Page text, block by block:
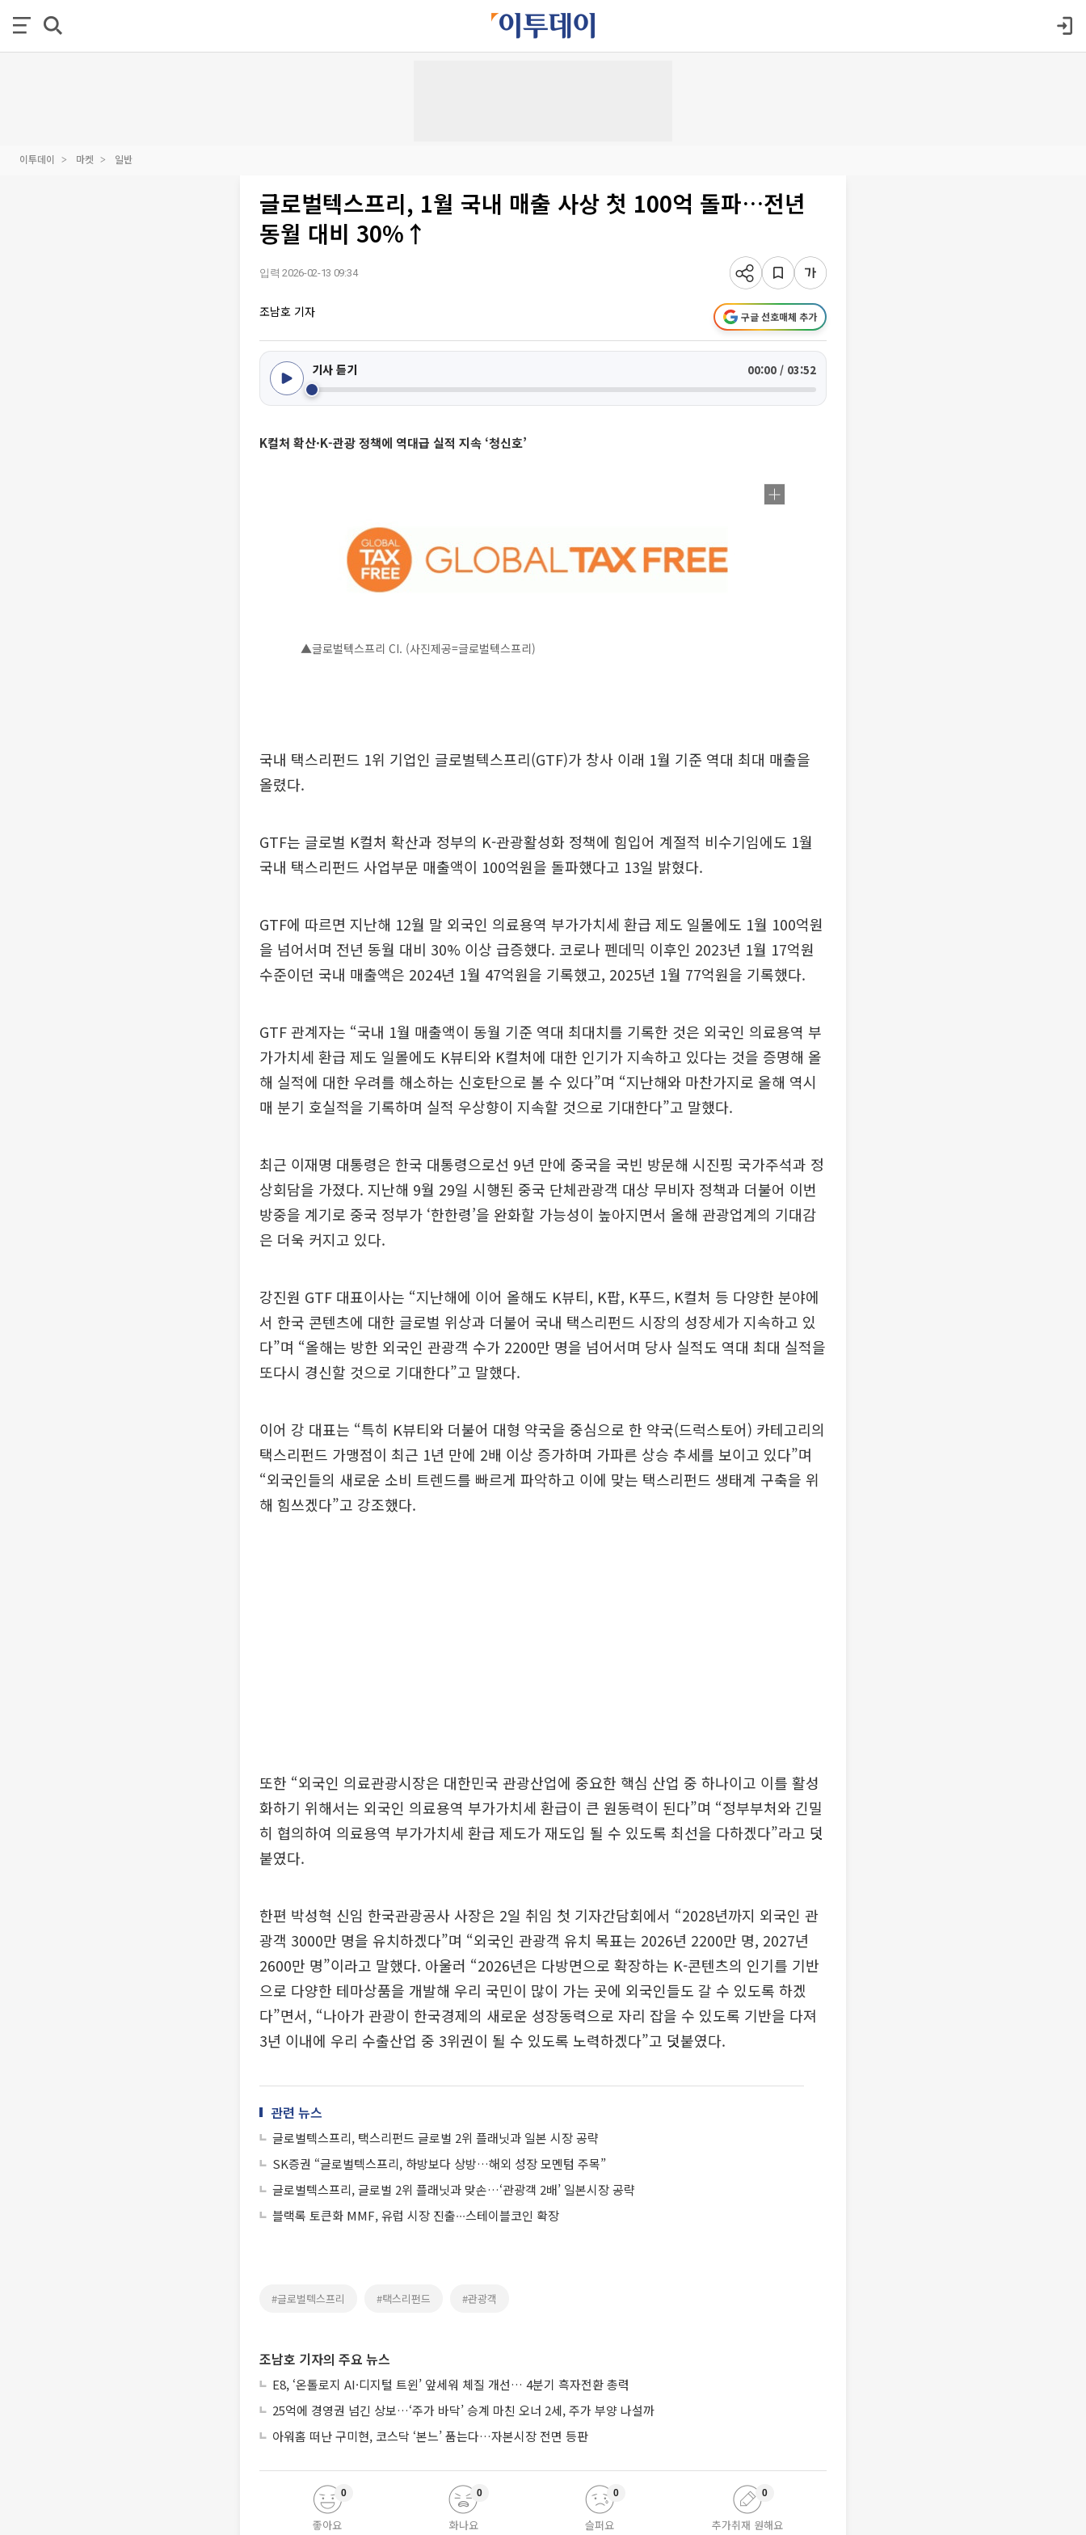
이투데이 마켓 일반
글로벌텍스프리, 1월 국내 매출 사상 첫 100억 돌파…전년
동월 대비 30%↑
입력 2026-02-13 09:34
조남호 기자 구글 선호매체 추가
기사 듣기 00:00 / 03:52
K컬처 확산·K-관광 정책에 역대급 실적 지속 ‘청신호’
▲글로벌텍스프리 CI. (사진제공=글로벌텍스프리)
국내 택스리펀드 1위 기업인 글로벌텍스프리(GTF)가 창사 이래 1월 기준 역대 최대 매출을
올렸다.
GTF는 글로벌 K컬처 확산과 정부의 K-관광활성화 정책에 힘입어 계절적 비수기임에도 1월
국내 택스리펀드 사업부문 매출액이 100억원을 돌파했다고 13일 밝혔다.
GTF에 따르면 지난해 12월 말 외국인 의료용역 부가가치세 환급 제도 일몰에도 1월 100억원
을 넘어서며 전년 동월 대비 30% 이상 급증했다. 코로나 펜데믹 이후인 2023년 1월 17억원
수준이던 국내 매출액은 2024년 1월 47억원을 기록했고, 2025년 1월 77억원을 기록했다.
GTF 관계자는 “국내 1월 매출액이 동월 기준 역대 최대치를 기록한 것은 외국인 의료용역 부
가가치세 환급 제도 일몰에도 K뷰티와 K컬처에 대한 인기가 지속하고 있다는 것을 증명해 올
해 실적에 대한 우려를 해소하는 신호탄으로 볼 수 있다”며 “지난해와 마찬가지로 올해 역시
매 분기 호실적을 기록하며 실적 우상향이 지속할 것으로 기대한다”고 말했다.
최근 이재명 대통령은 한국 대통령으로선 9년 만에 중국을 국빈 방문해 시진핑 국가주석과 정
상회담을 가졌다. 지난해 9월 29일 시행된 중국 단체관광객 대상 무비자 정책과 더불어 이번
방중을 계기로 중국 정부가 ‘한한령’을 완화할 가능성이 높아지면서 올해 관광업계의 기대감
은 더욱 커지고 있다.
강진원 GTF 대표이사는 “지난해에 이어 올해도 K뷰티, K팝, K푸드, K컬처 등 다양한 분야에
서 한국 콘텐츠에 대한 글로벌 위상과 더불어 국내 택스리펀드 시장의 성장세가 지속하고 있
다”며 “올해는 방한 외국인 관광객 수가 2200만 명을 넘어서며 당사 실적도 역대 최대 실적을
또다시 경신할 것으로 기대한다”고 말했다.
이어 강 대표는 “특히 K뷰티와 더불어 대형 약국을 중심으로 한 약국(드럭스토어) 카테고리의
택스리펀드 가맹점이 최근 1년 만에 2배 이상 증가하며 가파른 상승 추세를 보이고 있다”며
“외국인들의 새로운 소비 트렌드를 빠르게 파악하고 이에 맞는 택스리펀드 생태계 구축을 위
해 힘쓰겠다”고 강조했다.
또한 “외국인 의료관광시장은 대한민국 관광산업에 중요한 핵심 산업 중 하나이고 이를 활성
화하기 위해서는 외국인 의료용역 부가가치세 환급이 큰 원동력이 된다”며 “정부부처와 긴밀
히 협의하여 의료용역 부가가치세 환급 제도가 재도입 될 수 있도록 최선을 다하겠다”라고 덧
붙였다.
한편 박성혁 신임 한국관광공사 사장은 2일 취임 첫 기자간담회에서 “2028년까지 외국인 관
광객 3000만 명을 유치하겠다”며 “외국인 관광객 유치 목표는 2026년 2200만 명, 2027년
2600만 명”이라고 말했다. 아울러 “2026년은 다방면으로 확장하는 K-콘텐츠의 인기를 기반
으로 다양한 테마상품을 개발해 우리 국민이 많이 가는 곳에 외국인들도 갈 수 있도록 하겠
다”면서, “나아가 관광이 한국경제의 새로운 성장동력으로 자리 잡을 수 있도록 기반을 다져
3년 이내에 우리 수출산업 중 3위권이 될 수 있도록 노력하겠다”고 덧붙였다.
관련 뉴스
글로벌텍스프리, 택스리펀드 글로벌 2위 플래닛과 일본 시장 공략
SK증권 “글로벌텍스프리, 하방보다 상방…해외 성장 모멘텀 주목”
글로벌텍스프리, 글로벌 2위 플래닛과 맞손…‘관광객 2배’ 일본시장 공략
블랙록 토큰화 MMF, 유럽 시장 진출∙∙∙스테이블코인 확장
#글로벌텍스프리 #택스리펀드 #관광객
조남호 기자의 주요 뉴스
E8, ‘온톨로지 AI·디지털 트윈’ 앞세워 체질 개선… 4분기 흑자전환 총력
25억에 경영권 넘긴 상보…‘주가 바닥’ 승계 마친 오너 2세, 주가 부양 나설까
아워홈 떠난 구미현, 코스닥 ‘본느’ 품는다…자본시장 전면 등판
좋아요
0
화나요
0
슬퍼요
0
추가취재 원해요
0